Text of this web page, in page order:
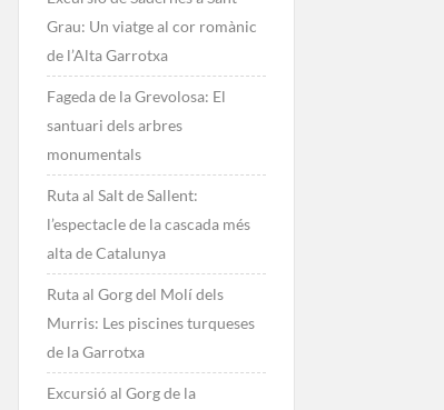
Grau: Un viatge al cor romànic
de l’Alta Garrotxa
Fageda de la Grevolosa: El
santuari dels arbres
monumentals
Ruta al Salt de Sallent:
l’espectacle de la cascada més
alta de Catalunya
Ruta al Gorg del Molí dels
Murris: Les piscines turqueses
de la Garrotxa
Excursió al Gorg de la